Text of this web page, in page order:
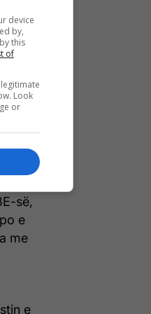
së,
e
me
e
device
by,
this
of
Look
or